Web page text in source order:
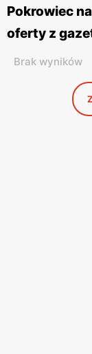
Pokrowiec
oferty z
Brak wyników